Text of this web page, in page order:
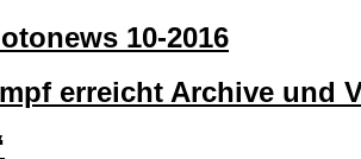
10-2016
erreicht Archive und